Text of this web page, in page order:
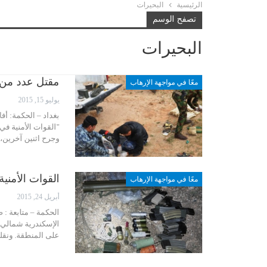
الرئيسية البحيرات
تصفح الوسم
البحيرات
معًا في مواجهة الإرهاب مقتل عدد من
يوليو 15, 2015
بغداد – الحكمة:
وجرح اثنين
معًا في مواجهة الإرهاب القوات
أبريل 24, 2015
الحكمة – متابعة :
الإسكندرية
على المنطقة.